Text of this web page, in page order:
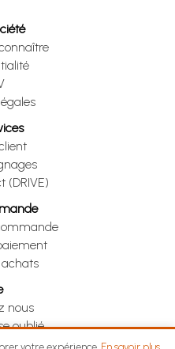
(DRIVE)
nous
oublié